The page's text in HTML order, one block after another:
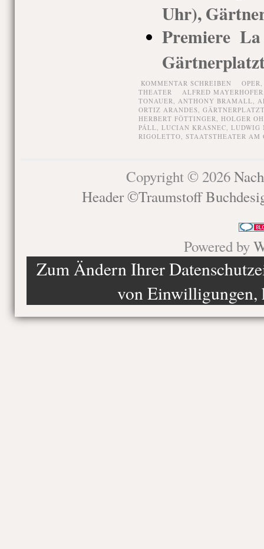
Uhr),
Premiere La
KOMMENTAR SCHREIBEN
THEATER
ALFRED MAYERHOFER
TONAUER, ANTHONY BRAMALL,
ORTIZ ARANDES,
HERBERT FÖTTINGER, HOLGER
PÁLL, LUCIAN KRASNEC, LUDWIG
RIGOLETTO, STAATSTHEATER AM
Copyright © 2026
Header ©Traumstoff
Powered by
Zum Ändern Ihrer
von